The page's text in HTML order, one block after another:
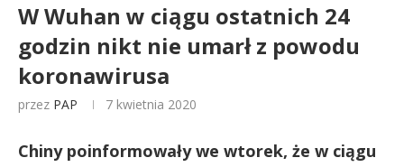
W Wuhan w ciągu ostatnich 24
godzin nikt nie umarł z powodu
koronawirusa
przez PAP 7 kwietnia 2020
Chiny poinformowały we wtorek, że w ciągu